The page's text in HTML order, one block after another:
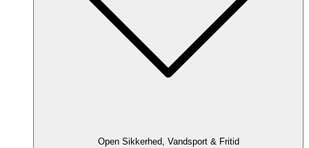
Open Sikkerhed, Vandsport & Fritid